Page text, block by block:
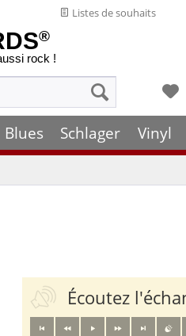
Listes de souhaits
®
rock !
Blues Schlager Vinyl
Écoutez